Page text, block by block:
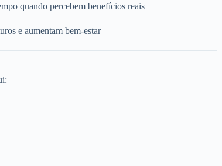
quando percebem benefícios reais
e aumentam bem-estar